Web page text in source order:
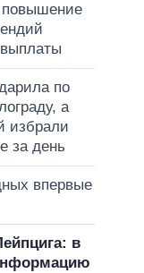
повышение
по
а
избрали
за день
впервые
в